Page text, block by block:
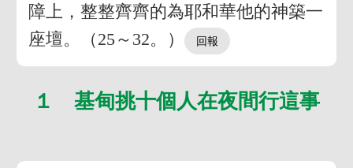
障上，整整齊齊的為耶和華他的神築一
座壇。（25～32。）
１ 基甸挑十個人在夜間行這事